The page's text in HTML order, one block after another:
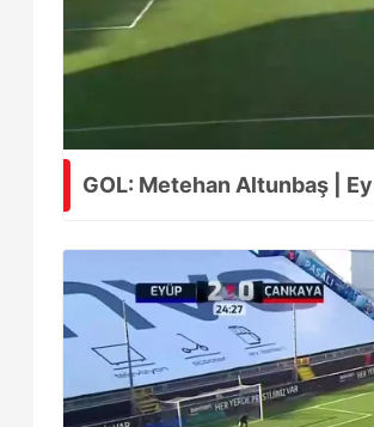
reklam/pazarlama faaliyetlerinin
Çerezlere ilişkin tercihlerinizi
Çerez
6698 sayılı Kişisel Verilerin
mevzuata uygun olarak
GOL: Metehan Altunbaş |